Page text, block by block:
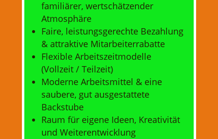
familiärer, wertschätzender
Atmosphäre
Faire, leistungsgerechte Bezahlung
& attraktive Mitarbeiterrabatte
Flexible Arbeitszeitmodelle
(Vollzeit / Teilzeit)
Moderne Arbeitsmittel & eine
saubere, gut ausgestattete
Backstube
Raum für eigene Ideen, Kreativität
und Weiterentwicklung